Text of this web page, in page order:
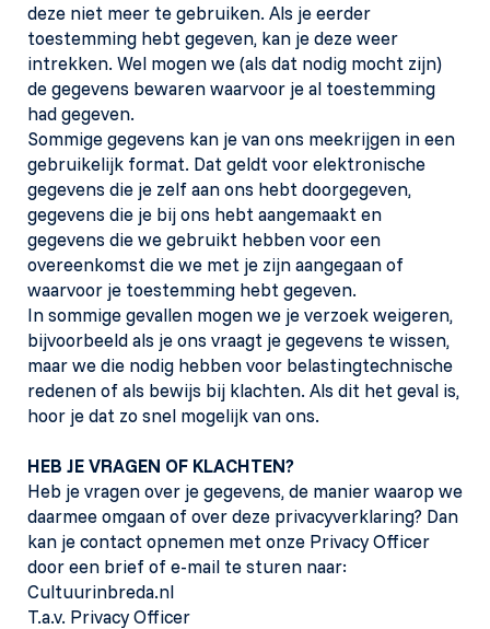
deze niet meer te gebruiken. Als je eerder
toestemming hebt gegeven, kan je deze weer
intrekken. Wel mogen we (als dat nodig mocht zijn)
de gegevens bewaren waarvoor je al toestemming
had gegeven.
Sommige gegevens kan je van ons meekrijgen in een
gebruikelijk format. Dat geldt voor elektronische
gegevens die je zelf aan ons hebt doorgegeven,
gegevens die je bij ons hebt aangemaakt en
gegevens die we gebruikt hebben voor een
overeenkomst die we met je zijn aangegaan of
waarvoor je toestemming hebt gegeven.
In sommige gevallen mogen we je verzoek weigeren,
bijvoorbeeld als je ons vraagt je gegevens te wissen,
maar we die nodig hebben voor belastingtechnische
redenen of als bewijs bij klachten. Als dit het geval is,
hoor je dat zo snel mogelijk van ons.
HEB JE VRAGEN OF KLACHTEN?
Heb je vragen over je gegevens, de manier waarop we
daarmee omgaan of over deze privacyverklaring? Dan
kan je contact opnemen met onze Privacy Officer
door een brief of e-mail te sturen naar:
Cultuurinbreda.nl
T.a.v. Privacy Officer